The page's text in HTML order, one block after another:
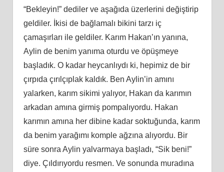
“Bekleyin!” dediler ve aşağıda üzerlerini değiştirip
geldiler. İkisi de bağlamalı bikini tarzı iç
çamaşırları ile geldiler. Karım Hakan’ın yanına,
Aylin de benim yanıma oturdu ve öpüşmeye
başladık. O kadar heycanlıydı ki, hepimiz de bir
çırpıda çırılçıplak kaldık. Ben Aylin’in amını
yalarken, karım sikimi yalıyor, Hakan da karımın
arkadan amına girmiş pompalıyordu. Hakan
karımın amına her dibine kadar soktuğunda, karım
da benim yarağımı komple ağzına alıyordu. Bir
süre sonra Aylin yalvarmaya başladı, “Sik beni!”
diye. Çıldırıyordu resmen. Ve sonunda muradına